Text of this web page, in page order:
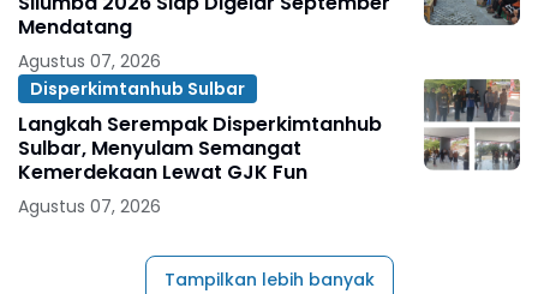
Mendatang
Agustus 07, 2026
Disperkimtanhub Sulbar
Langkah Serempak Disperkimtanhub
Sulbar, Menyulam Semangat
Kemerdekaan Lewat GJK Fun
Agustus 07, 2026
Tampilkan lebih banyak